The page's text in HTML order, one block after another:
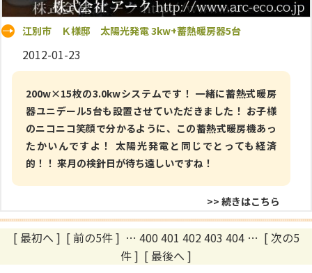
江別市 Ｋ様邸 太陽光発電 3kw+蓄熱暖房器5台
2012-01-23
200w×15枚の3.0kwシステムです！ 一緒に蓄熱式暖房
器ユニデール5台も設置させていただきました！ お子様
のニコニコ笑顔で分かるように、この蓄熱式暖房機あっ
たかいんですよ！ 太陽光発電と同じでとっても経済
的！！ 来月の検針日が待ち遠しいですね！
>> 続きはこちら
[ 最初へ ] [ 前の5件 ] … 400 401 402 403 404… [ 次の5
件 ] [ 最後へ ]